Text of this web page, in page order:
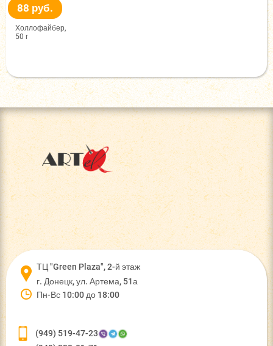
88 руб.
Холлофайбер,
50 г
ТЦ "Green Plaza", 2-й этаж
г. Донецк, ул. Артема, 51а
Пн-Вс 10:00 до 18:00
(949) 519-47-23